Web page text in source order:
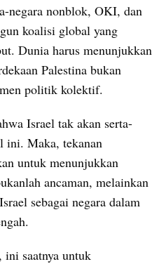
negara nonblok, OKI, dan
koalisi global yang
Dunia harus menunjukkan
Palestina bukan
politik kolektif.
Israel tak akan serta-
ini. Maka, tekanan
untuk menunjukkan
ancaman, melainkan
sebagai negara dalam
ini saatnya untuk